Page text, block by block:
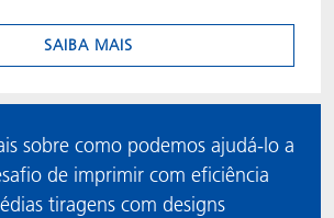
SAIBA MAIS
sobre como podemos ajudá-lo a
de imprimir com eficiência
tiragens com designs